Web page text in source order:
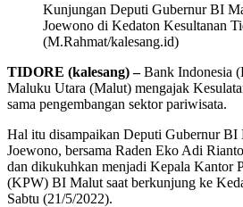
Kunjungan Deputi Gubernur BI
Joewono di Kedaton Kesultanan
(M.Rahmat/kalesang.id)
TIDORE (kalesang) –Bank Indonesia
Maluku Utara (Malut) mengajak
sama pengembangan sektor pariwisata.
Hal itu disampaikan Deputi Gubernur
Joewono, bersama Raden Eko Adi
dan dikukuhkan menjadi Kepala Kantor
(KPW) BI Malut saat berkunjung ke
Sabtu (21/5/2022).